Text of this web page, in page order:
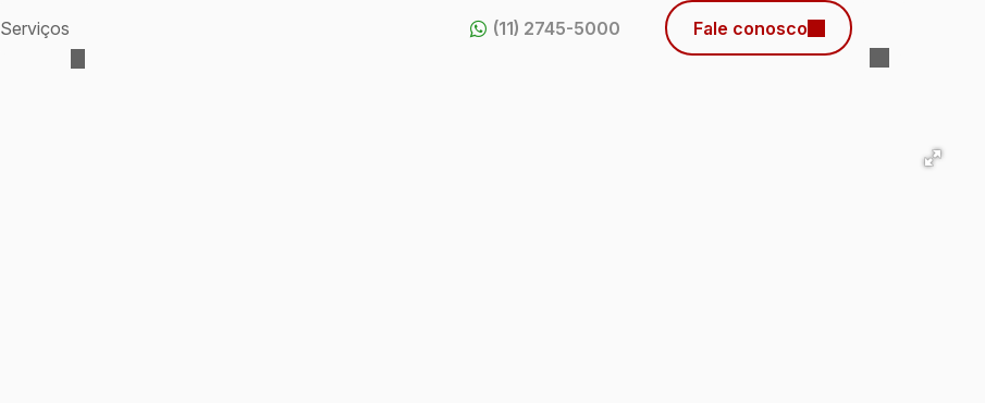
Fale conosco
Serviços (11) 2745-5000